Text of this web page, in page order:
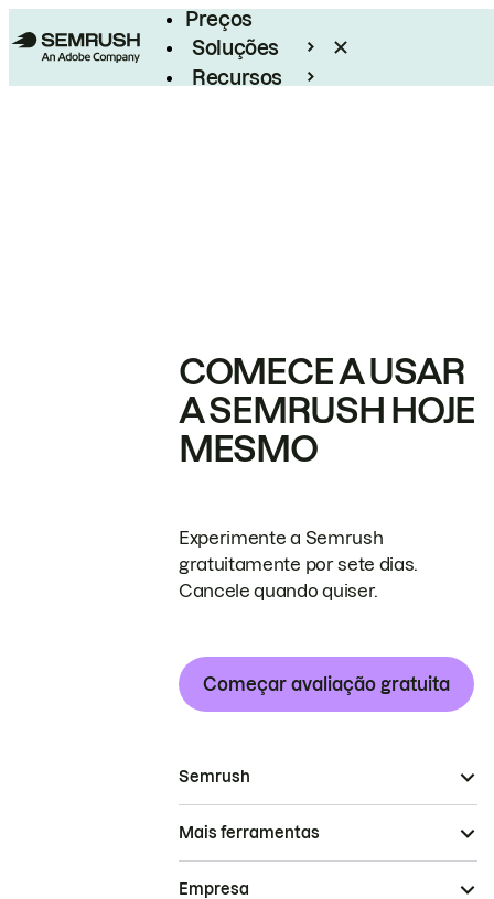
Preços
Soluções
Recursos
COMECE A USAR
A SEMRUSH HOJE
MESMO
Experimente a Semrush
gratuitamente por sete dias.
Cancele quando quiser.
Começar avaliação gratuita
Semrush
Mais ferramentas
Empresa